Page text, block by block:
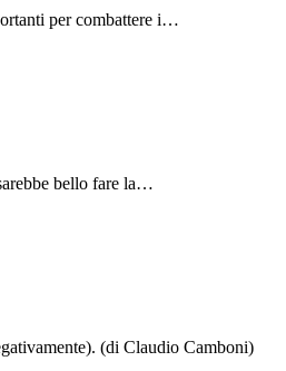
per combattere i…
bello fare la…
(di Claudio Camboni)